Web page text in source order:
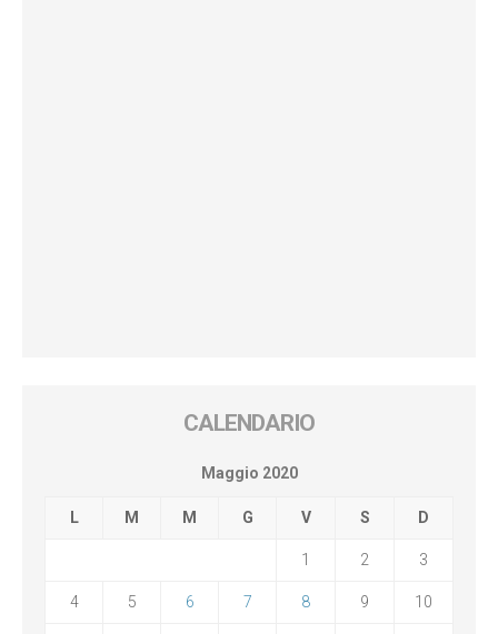
CALENDARIO
Maggio 2020
L M M G V S D
1 2 3
4 5 6 7 8 9 10